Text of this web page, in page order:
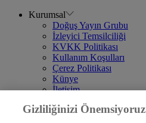
Kurumsal
Doğuş Yayın Grubu
İzleyici Temsilciliği
KVKK Politikası
Kullanım Koşulları
Çerez Politikası
Künye
İletişim
DYG Televizyonlar
Gizliliğinizi Önemsiyoruz